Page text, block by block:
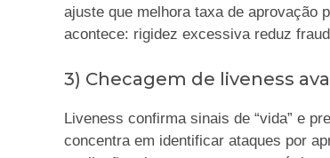
ajuste que melhora taxa de aprovação
acontece: rigidez excessiva reduz
3) Checagem de liveness
Liveness confirma sinais de “vida” e
concentra em identificar ataques por